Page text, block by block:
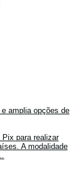
amplia opções de
para realizar
A modalidade